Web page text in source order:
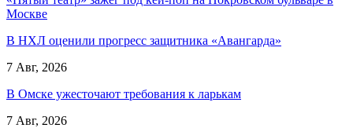
Москве
В НХЛ оценили прогресс защитника «Авангарда»
7 Авг, 2026
В Омске ужесточают требования к ларькам
7 Авг, 2026